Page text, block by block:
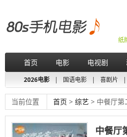
纸
首页 电影 电视剧
2026电影 | 国语电影 | 喜剧片 |
当前位置 首页 > 综艺 > 中餐厅第
中餐厅